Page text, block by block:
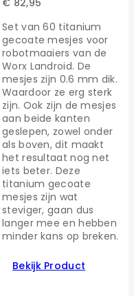
Set van 60 titanium
gecoate mesjes voor
robotmaaiers van de
Worx Landroid. De
mesjes zijn 0.6 mm dik.
Waardoor ze erg sterk
zijn. Ook zijn de mesjes
aan beide kanten
geslepen, zowel onder
als boven, dit maakt
het resultaat nog net
iets beter. Deze
titanium gecoate
mesjes zijn wat
steviger, gaan dus
langer mee en hebben
minder kans op breken.
Bekijk Product